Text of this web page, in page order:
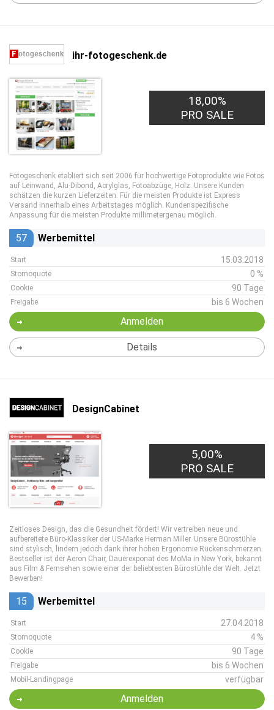
ihr-fotogeschenk.de
18,00%
PRO SALE
Fotogeschenk etabliert sich seit 2006 für hochwertige Fotoprodukte wie Fotos
auf Leinwand, Alu-Dibond, Acrylglas, Fotoabzüge, Holz. Unsere Kunden
schätzen die kurzen Lieferzeiten. Für die meisten Produkte ist Express
Versand innerhalb eines Arbeitstages möglich. Kundenspezifische
Anpassung für die meisten Produkte millimetergenau möglich.
57 Werbemittel
Start 15.03.2018
Stornoquote 0 %
Cookie 90 Tage
Freigabe bis 6 Wochen
Anmelden
Details
DesignCabinet
5,00%
PRO SALE
Zeitloses Design, das die Gesundheit fördert! Wir vertreiben neue und
aufbereitete Büro-Klassiker der US-Marke Herman Miller. Unsere Bürostühle
sind stylisch, lindern jedoch dank ihrer hohen Ergonomie Rückenschmerzen.
Bestseller ist der Aeron Chair, Dauerexponat des MoMa in New York, bekannt
aus Film & Fernsehen sowie einer der beliebtesten Bürostühle der Welt. Jetzt
Bewerben!
15 Werbemittel
Start 27.04.2018
Stornoquote 4 %
Cookie 90 Tage
Freigabe bis 6 Wochen
Mobil-Landingpage verfügbar
Anmelden